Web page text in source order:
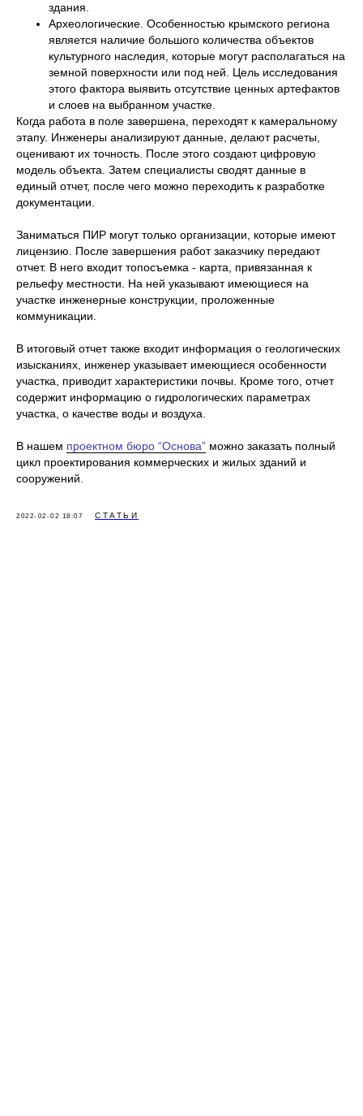
здания.
Археологические. Особенностью крымского региона
является наличие большого количества объектов
культурного наследия, которые могут располагаться на
земной поверхности или под ней. Цель исследования
этого фактора выявить отсутствие ценных артефактов
и слоев на выбранном участке.
Когда работа в поле завершена, переходят к камеральному
этапу. Инженеры анализируют данные, делают расчеты,
оценивают их точность. После этого создают цифровую
модель объекта. Затем специалисты сводят данные в
единый отчет, после чего можно переходить к разработке
документации.
Заниматься ПИР могут только организации, которые имеют
лицензию. После завершения работ заказчику передают
отчет. В него входит топосъемка - карта, привязанная к
рельефу местности. На ней указывают имеющиеся на
участке инженерные конструкции, проложенные
коммуникации.
В итоговый отчет также входит информация о геологических
изысканиях, инженер указывает имеющиеся особенности
участка, приводит характеристики почвы. Кроме того, отчет
содержит информацию о гидрологических параметрах
участка, о качестве воды и воздуха.
В нашем проектном бюро “Основа” можно заказать полный
цикл проектирования коммерческих и жилых зданий и
сооружений.
2022-02-02 18:07 СТАТЬИ